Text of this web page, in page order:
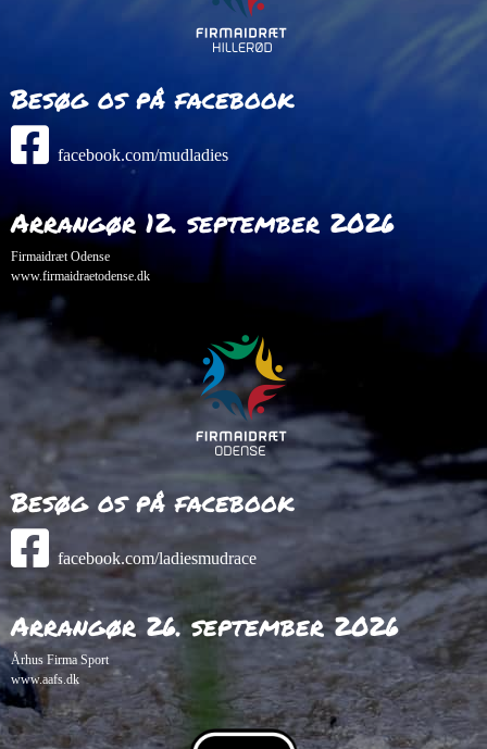
Besøg os på facebook
facebook.com/mudladies
Arrangør 12. september 2026
Firmaidræt Odense
www.firmaidraetodense.dk
Besøg os på facebook
facebook.com/ladiesmudrace
Arrangør 26. september 2026
Århus Firma Sport
www.aafs.dk